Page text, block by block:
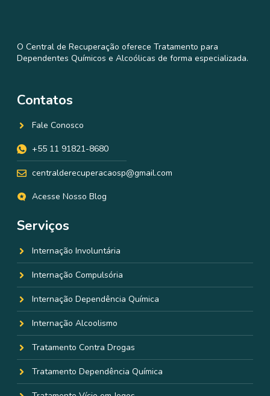
O Central de Recuperação oferece Tratamento para
Dependentes Químicos e Alcoólicas de forma especializada.
Contatos
Fale Conosco
+55 11 91821-8680
centralderecuperacaosp@gmail.com
Acesse Nosso Blog
Serviços
Internação Involuntária
Internação Compulsória
Internação Dependência Química
Internação Alcoolismo
Tratamento Contra Drogas
Tratamento Dependência Química